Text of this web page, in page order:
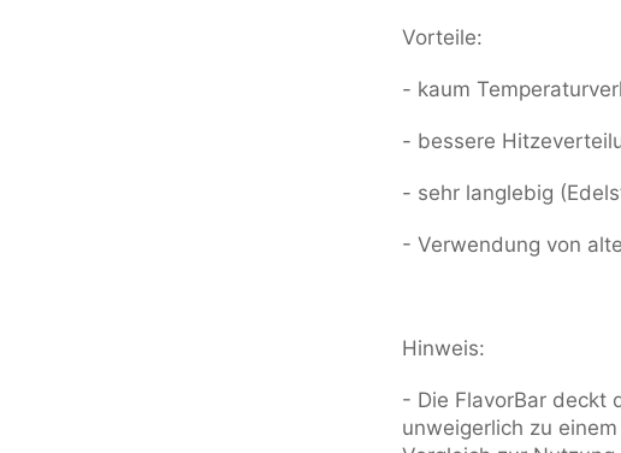
Vorteile:
- kaum
- bessere
- sehr langlebig
- Verwendung von
Hinweis:
- Die FlavorBar deckt
unweigerlich zu